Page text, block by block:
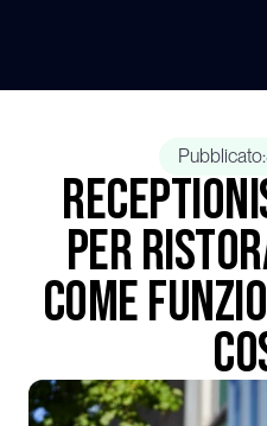
Pubblicato:
per
Come